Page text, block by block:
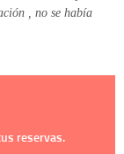
, no se había
reservas.